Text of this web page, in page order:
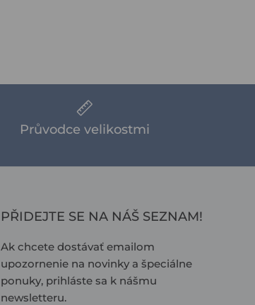
Průvodce velikostmi
PŘIDEJTE SE NA NÁŠ SEZNAM!
Ak chcete dostávať emailom
upozornenie na novinky a špeciálne
ponuky, prihláste sa k nášmu
newsletteru.